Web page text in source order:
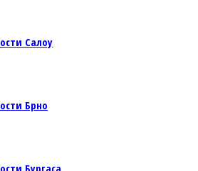
Салоу
Брно
Бургаса